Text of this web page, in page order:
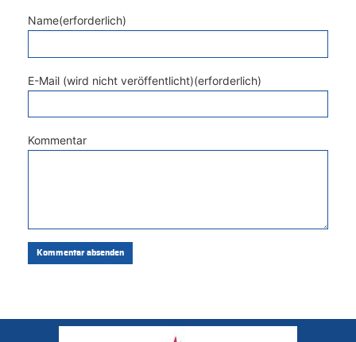
Name(erforderlich)
E-Mail (wird nicht veröffentlicht)(erforderlich)
Kommentar